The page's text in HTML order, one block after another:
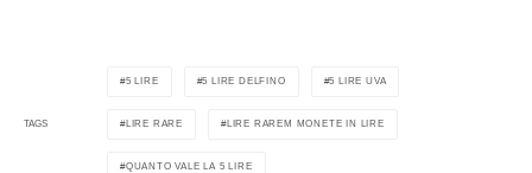
TAGS
5 LIRE 5 LIRE DELFINO 5 LIRE UVA
LIRE RARE LIRE RAREM MONETE IN LIRE
QUANTO VALE LA 5 LIRE